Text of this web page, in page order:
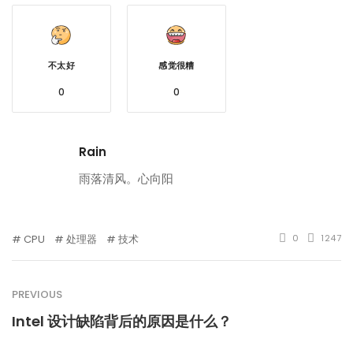
不太好
0
感觉很糟
0
Rain
雨落清风。心向阳
CPU 处理器 技术 0 1247
PREVIOUS
Intel 设计缺陷背后的原因是什么？